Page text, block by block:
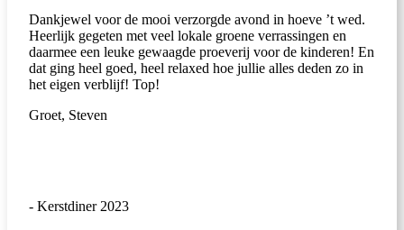
Dankjewel voor de mooi verzorgde avond in hoeve ’t wed.
Heerlijk gegeten met veel lokale groene verrassingen en
daarmee een leuke gewaagde proeverij voor de kinderen! En
dat ging heel goed, heel relaxed hoe jullie alles deden zo in
het eigen verblijf! Top!
Groet, Steven
- Kerstdiner 2023